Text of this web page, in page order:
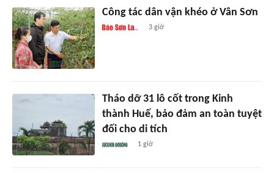
Công tác dân vận khéo ở Vân Sơn
3 giờ
Tháo dỡ 31 lô cốt trong Kinh
thành Huế, bảo đảm an toàn tuyệt
đối cho di tích
1 giờ